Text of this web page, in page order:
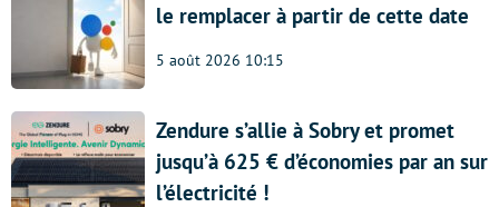
le remplacer à partir de cette date
5 août 2026 10:15
Zendure s’allie à Sobry et promet
jusqu’à 625 € d’économies par an sur
l’électricité !